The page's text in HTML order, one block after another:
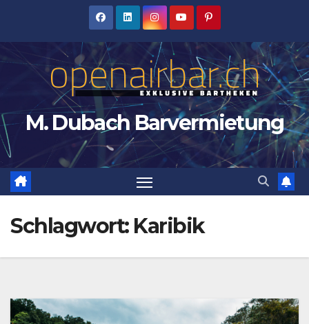
M. Dubach Barvermietung
Schlagwort: Karibik